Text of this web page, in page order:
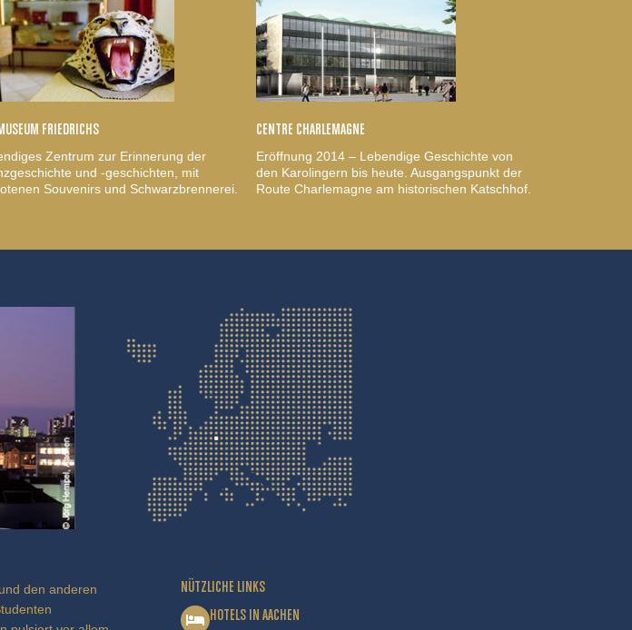
FRIEDRICHS
Zentrum zur Erinnerung der
und -geschichten, mit
Souvenirs und Schwarzbrennerei.
CENTRE CHARLEMAGNE
Eröffnung 2014 – Lebendige Geschichte von
den Karolingern bis heute. Ausgangspunkt der
Route Charlemagne am historischen Katschhof.
den anderen
NÜTZLICHE LINKS
HOTELS IN AACHEN